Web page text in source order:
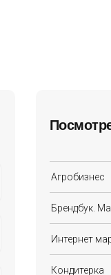
Агробизнес
Брендбук.
Интернет
Кондитерка